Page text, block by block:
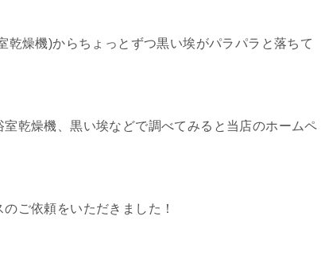
燥機)からちょっとずつ黒い埃がパラパラと落ちて
乾燥機、黒い埃などで調べてみると当店のホームペ
ご依頼をいただきました！